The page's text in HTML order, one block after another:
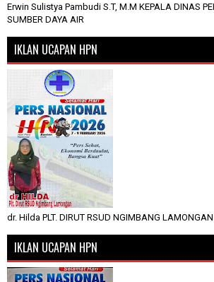
Erwin Sulistya Pambudi S.T, M.M KEPALA DINAS
SUMBER DAYA AIR
IKLAN UCAPAN HPN
dr. Hilda PLT. DIRUT RSUD NGIMBANG LAMONGAN
IKLAN UCAPAN HPN